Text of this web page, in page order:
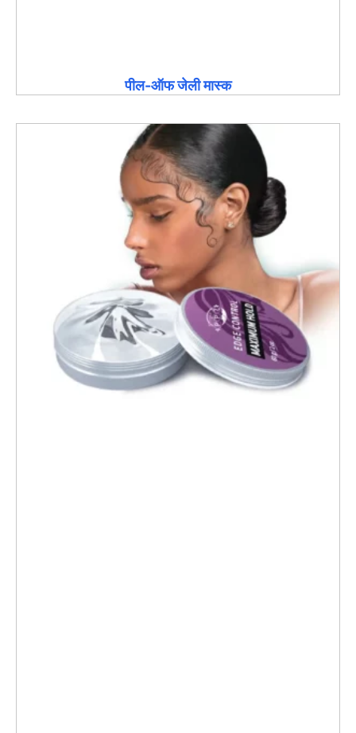
पील-ऑफ जेली मास्क